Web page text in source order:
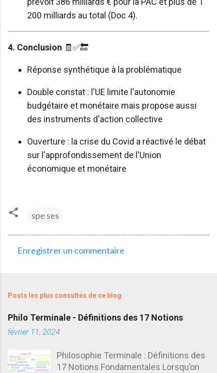
200 milliards au total (Doc 4).
4. Conclusion 🧾✅🔚
Réponse synthétique à la problématique
Double constat : l'UE limite l'autonomie
budgétaire et monétaire mais propose aussi
des instruments d'action collective
Ouverture : la crise du Covid a réactivé le débat
sur l'approfondissement de l'Union
économique et monétaire
spe ses
m
e
n
a
Enregistrer un commentaire
Posts les plus consultés de ce blog
Philo Terminale - Définitions des 17 Notions
février 11, 2024
Philosophie Terminale : Définitions des
17 Notions Fondamentales Lorsqu’on